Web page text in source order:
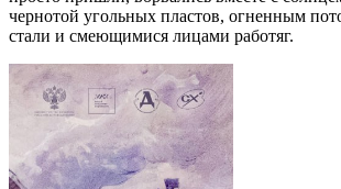
чернотой угольных пластов, огненным
стали и смеющимися лицами работяг.